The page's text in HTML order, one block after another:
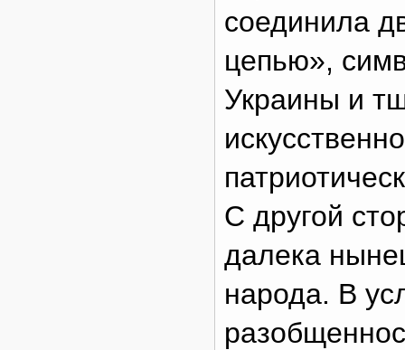
соединила
цепью»,
Украины и
С другой
далека
народа. В